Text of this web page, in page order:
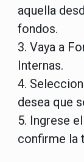
aquella
fondos.
3. Vaya a
Internas.
4.
desea que
5. Ingrese
confirme la